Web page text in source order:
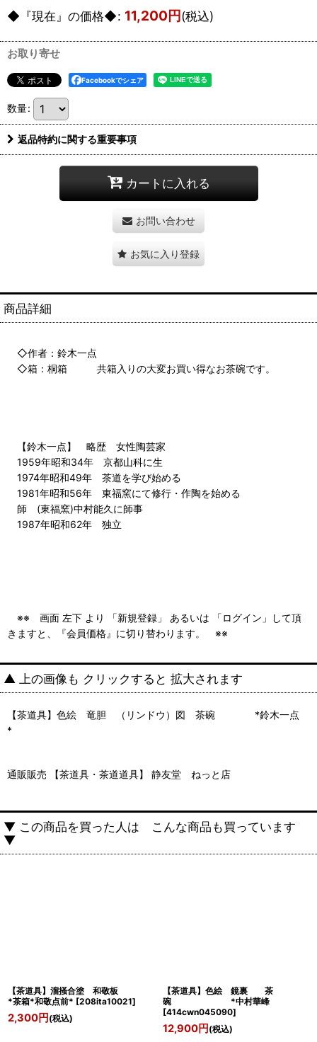
◆『現在』の価格◆: 11,200 円(税込)
お取り寄せ
Facebookでシェア
数量:
返品特約に関する重要事項
カートに入れる
お問い合わせ
お気に入り登録
商品詳細
◇作者：鈴木一点
◇箱：桐箱 共箱入りの大変お買い得なお茶碗です。
【鈴木一点】 略歴 女性陶芸家
1959年昭和34年 京都山科に生
1974年昭和49年 茶道を学び始める
1981年昭和56年 東福窯にて修行・作陶を始める
師 (東福窯)中村能久に師事
1987年昭和62年 独立
※※ 画面 左下 より 「新規登録」 あるいは 「ログイン」して頂
きますと、『会員価格』に切り替わります。 ※※
▲ 上の画像も クリックすると 拡大されます
【茶道具】色絵 竜胆 （リンドウ）図 茶碗 *鈴木一点
*
通販販売 【茶道具・茶道道具】 静友堂 ねっと店
▼ この商品を買った人は こんな商品も買っています
▼
【茶道具】溜掻合塗 和敬板
*茶箱*和敬点前* [208ita10021]
2,300円 (税込)
【茶道具】色絵 鏡裏 茶
碗 *中村華峰
[414cwn045090]
12,900円 (税込)